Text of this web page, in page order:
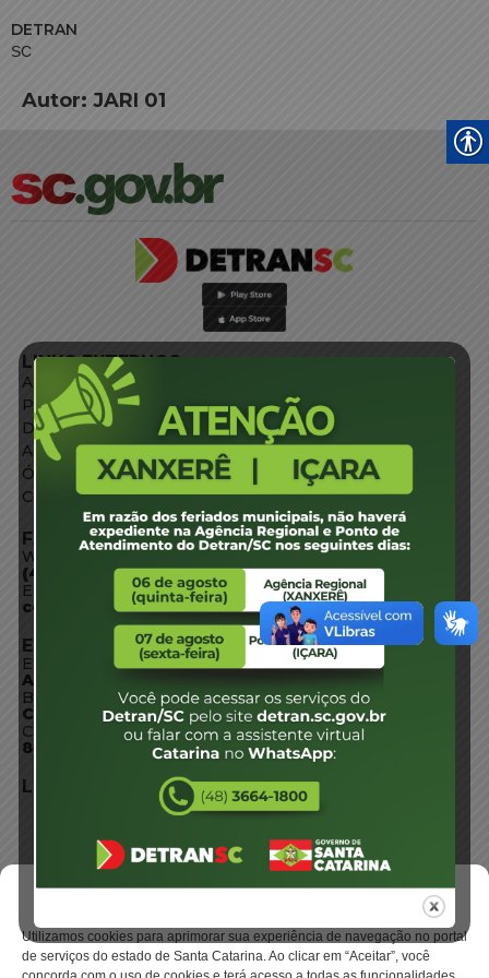
Gerenciar Cookies
Utilizamos cookies para aprimorar sua experiência de navegação no portal
de serviços do estado de Santa Catarina. Ao clicar em “Aceitar”, você
DETRAN
SC
Autor: JARI 01
LINKS EXTERNOS
Agência de Notícias
Portal de Serviços
Diário Oficial
Acesso à Informação
Órgãos do Governo
Conheça SC
FALE CONOSCO
WhatsApp:
(48) 3664-1800
E-mail:
centraldeinformacoes@detran.sc.gov.br
ENDEREÇO
Endereço:
Av. Almirante Tamandaré - 480
Bairro:
Coqueiros, Florianópolis SC
CEP:
88.080-160
LOCALIZAÇÃO